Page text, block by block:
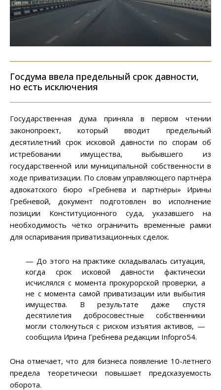
Госдума ввела предельный срок давности,
но есть исключения
Государственная дума приняла в первом чтении
законопроект, который вводит предельный
десятилетний срок исковой давности по спорам об
истребовании имущества, выбывшего из
государственной или муниципальной собственности в
ходе приватизации. По словам управляющего партнёра
адвокатского бюро «Гребнева и партнёры» Ирины
Гребневой, документ подготовлен во исполнение
позиции Конституционного суда, указавшего на
необходимость чётко ограничить временные рамки
для оспаривания приватизационных сделок.
— До этого на практике складывалась ситуация,
когда срок исковой давности фактически
исчислялся с момента прокурорской проверки, а
не с момента самой приватизации или выбытия
имущества. В результате даже спустя
десятилетия добросовестные собственники
могли столкнуться с риском изъятия активов, —
сообщила Ирина Гребнева редакции Infopro54.
Она отмечает, что для бизнеса появление 10-летнего
предела теоретически повышает предсказуемость
оборота.